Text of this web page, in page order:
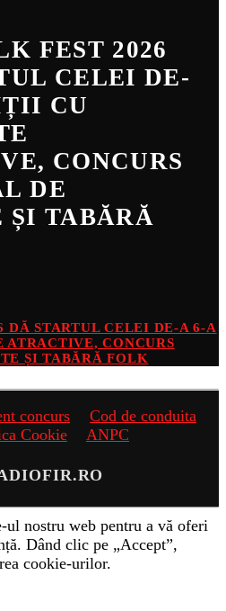
FEST 2026
CELEI DE-
CU
CONCURS
DE
ȘI TABĂRĂ
DĂ STARTUL CELEI DE-A 6-A
CONCURS
ȘI TABĂRĂ FOLK
concurs
Cod de conduita
Cookie ANPC
nostru web pentru a vă oferi
Dând clic pe „Accept”,
cookie-urilor.